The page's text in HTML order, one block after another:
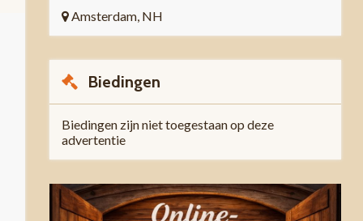
Amsterdam, NH
Biedingen
Biedingen zijn niet toegestaan op deze
advertentie